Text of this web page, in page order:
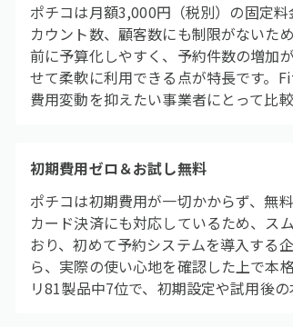
ポチコは月額3,000円（税別）の固定
カウント数、顧客数にも制限がないた
前に予算化しやすく、予約件数の増加
せて柔軟に利用できる点が特長です。
費用変動を抑えたい事業者にとって比
初期費用ゼロ＆お試し無料
ポチコは初期費用が一切かからず、無
カード決済にも対応しているため、ス
おり、初めて予約システムを導入する
ら、実際の使い心地を確認した上で本
リ81製品中7位で、初期設定や試用後